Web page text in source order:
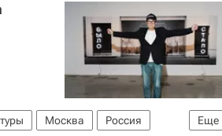
Еще
Москва
Россия